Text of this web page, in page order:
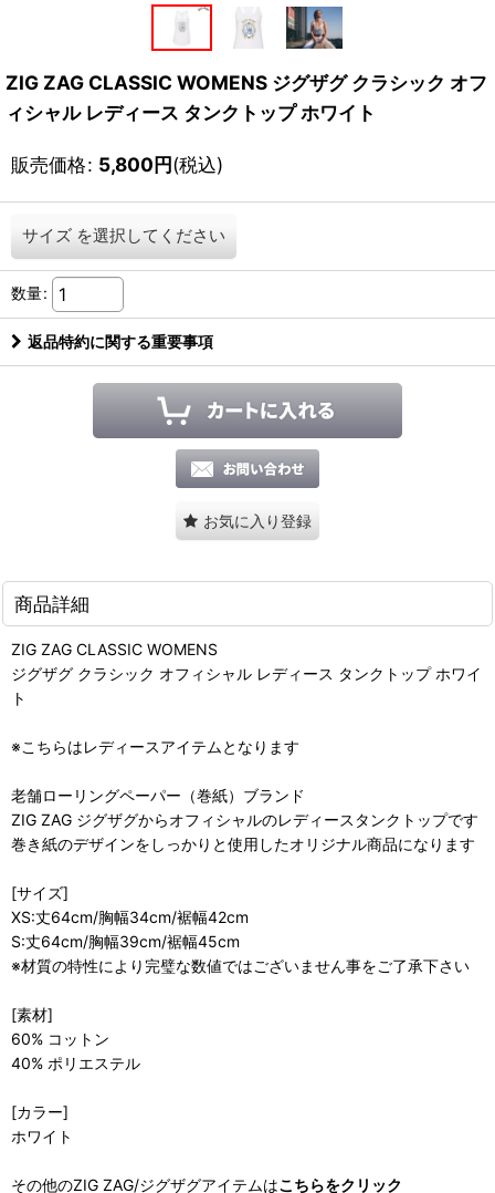
ZIG ZAG CLASSIC WOMENS ジグザグ クラシック オフ
ィシャル レディース タンクトップ ホワイト
販売価格: 5,800円(税込)
サイズ を選択してください
数量:
返品特約に関する重要事項
お気に入り登録
商品詳細
ZIG ZAG CLASSIC WOMENS
ジグザグ クラシック オフィシャル レディース タンクトップ ホワイ
ト
※こちらはレディースアイテムとなります
老舗ローリングペーパー（巻紙）ブランド
ZIG ZAG ジグザグからオフィシャルのレディースタンクトップです
巻き紙のデザインをしっかりと使用したオリジナル商品になります
[サイズ]
XS:丈64cm/胸幅34cm/裾幅42cm
S:丈64cm/胸幅39cm/裾幅45cm
※材質の特性により完璧な数値ではございません事をご了承下さい
[素材]
60% コットン
40% ポリエステル
[カラー]
ホワイト
その他のZIG ZAG/ジグザグアイテムはこちらをクリック